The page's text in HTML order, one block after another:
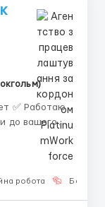
робота Без